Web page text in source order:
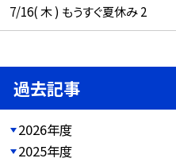
7/16( 木 ) もうすぐ夏休み 2
過去記事
2026年度
2025年度